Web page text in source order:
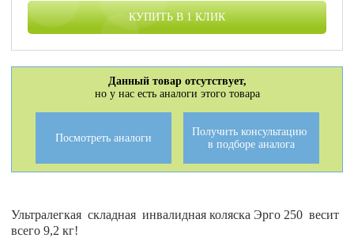
КУПИТЬ В 1 КЛИК
Данный товар отсутствует,
но у нас есть аналоги этого товара
Посмотреть аналоги
Получить консультацию
в подборе аналога
Ультралегкая складная инвалидная коляска Эрго 250 весит
всего 9,2 кг!